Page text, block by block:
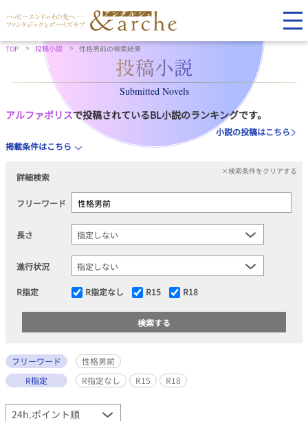
TOP 投稿小説 性格男前の検索結果
Submitted Novels
アルファポリスで投稿されているBL小説のランキングです。
小説の投稿はこちら
掲載条件はこちら
詳細検索
×検索条件をクリアする
フリーワード
長さ
進行状況
R指定 R指定なし R15 R18
フリーワード
性格男前
R指定
R指定なし R15 R18